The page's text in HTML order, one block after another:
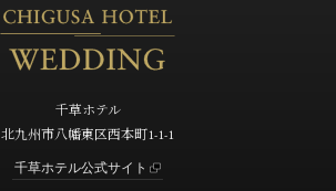
千草ホテル
北九州市八幡東区西本町1-1-1
千草ホテル公式サイト